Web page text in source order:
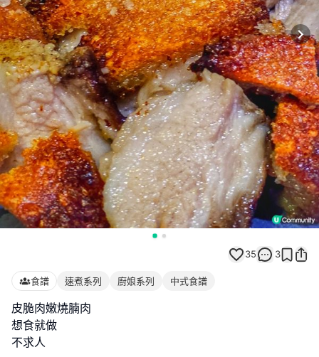
35 3
食譜 速煮系列 廚娘系列 中式食譜
皮脆肉嫩燒腩肉
想食就做
不求人